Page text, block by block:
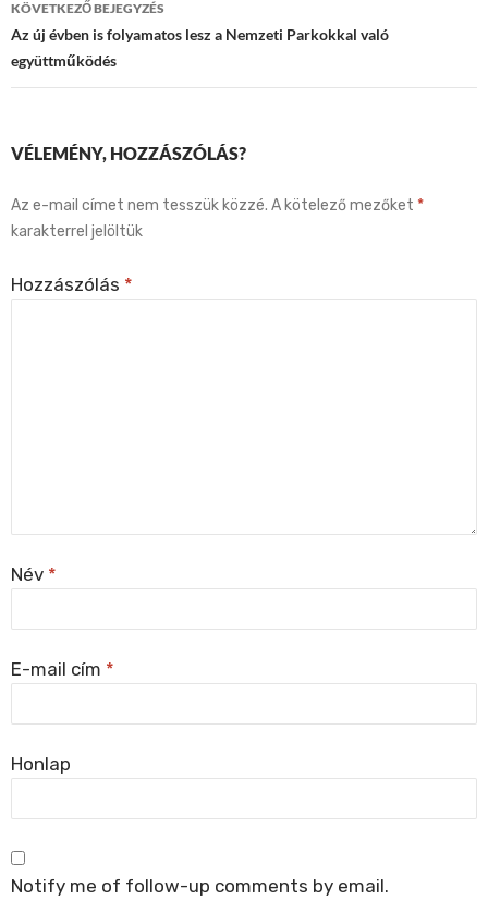
KÖVETKEZŐ BEJEGYZÉS
Az új évben is folyamatos lesz a Nemzeti Parkokkal való
együttműködés
VÉLEMÉNY, HOZZÁSZÓLÁS?
Az e-mail címet nem tesszük közzé. A kötelező mezőket *
karakterrel jelöltük
Hozzászólás *
Név *
E-mail cím *
Honlap
Notify me of follow-up comments by email.